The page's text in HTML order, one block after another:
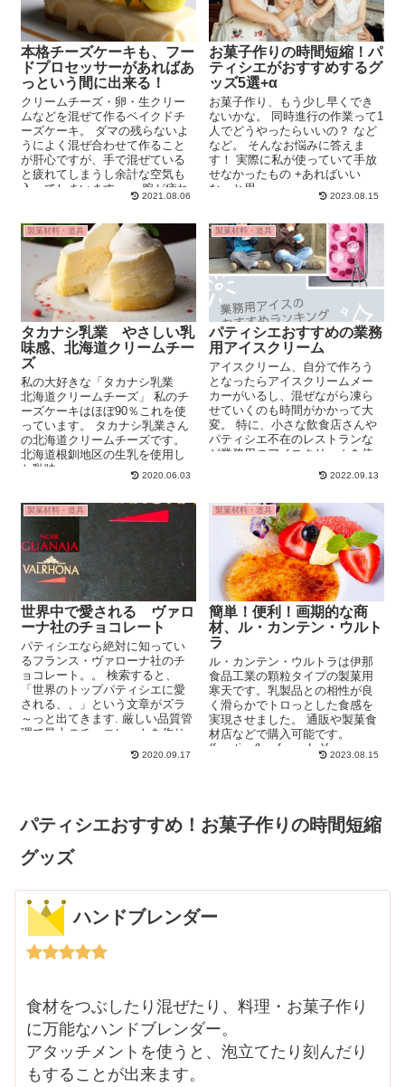
本格チーズケーキも、フー
ドプロセッサーがあればあ
っという間に出来る！
クリームチーズ・卵・生クリー
ムなどを混ぜて作るベイクドチ
ーズケーキ。 ダマの残らないよ
うによく混ぜ合わせて作ること
が肝心ですが、手で混ぜている
と疲れてしまうし余計な空気も
入ってしまいます。 腕が疲れ
2021.08.06
お菓子作りの時間短縮！パ
ティシエがおすすめするグ
ッズ5選+α
お菓子作り、もう少し早くでき
ないかな。 同時進行の作業って1
人でどうやったらいいの？ など
など。 そんなお悩みに答えま
す！ 実際に私が使っていて手放
せなかったもの +あればいい
な、と思...
2023.08.15
製菓材料・道具
タカナシ乳業 やさしい乳
味感、北海道クリームチー
ズ
私の大好きな「タカナシ乳業
北海道クリームチーズ」 私のチ
ーズケーキはほぼ90％これを使
っています。 タカナシ乳業さん
の北海道クリームチーズです。
北海道根釧地区の生乳を使用し
た乳味...
2020.06.03
製菓材料・道具
パティシエおすすめの業務
用アイスクリーム
アイスクリーム、自分で作ろう
となったらアイスクリームメー
カーがいるし、混ぜながら凍ら
せていくのも時間がかかって大
変。 特に、小さな飲食店さんや
パティシエ不在のレストランな
ど業務用のアイスクリームを使
2022.09.13
製菓材料・道具
世界中で愛される ヴァロ
ーナ社のチョコレート
パティシエなら絶対に知ってい
るフランス・ヴァローナ社のチ
ョコレート。。 検索すると、
「世界のトップパティシエに愛
される、、」という文章がズラ
～っと出てきます. 厳しい品質管
理で最上のチョコレートを作り
2020.09.17
製菓材料・道具
簡単！便利！画期的な商
材、ル・カンテン・ウルト
ラ
ル・カンテン・ウルトラは伊那
食品工業の顆粒タイプの製菓用
寒天です。乳製品との相性が良
く滑らかでトロっとした食感を
実現させました。 通販や製菓食
材店などで購入可能です。
(function(b,c,f,g,a,d,e){...
2023.08.15
パティシエおすすめ！お菓子作りの時間短縮
グッズ
ハンドブレンダー
食材をつぶしたり混ぜたり、料理・お菓子作り
に万能なハンドブレンダー。
アタッチメントを使うと、泡立てたり刻んだり
もすることが出来ます。